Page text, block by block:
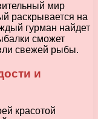
мир
раскрывается на
гурман найдет
сможет
свежей рыбы.
и
красотой